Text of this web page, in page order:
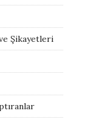
Şikayetleri